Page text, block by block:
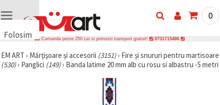
Folosim
uri
🍪 Folosim
0
Comanda peste 250 Lei si primesti transport gratuit! 0731715486
EM ART › Mărţişoare și accesorii (3151)› Fire și snururi pentru martisoare
(530)› Panglici (149)› Banda latime 20 mm alb cu rosu si albastru -5 metri